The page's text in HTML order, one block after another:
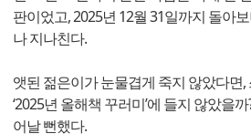
판이었고, 2025년 12월 31일까지 돌아
나 지나친다.
앳된 젊은이가 눈물겹게 죽지 않았다면
‘2025년 올해책 꾸러미’에 들지 않았을
어날 뻔했다.